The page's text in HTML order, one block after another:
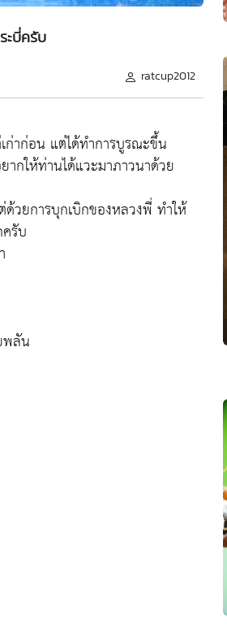
ะบี่ครับ
ratcup2012
ก่าก่อน แต่ได้ทำการบูรณะขึ้น
กให้ท่านได้แวะมาภาวนาด้วย
วยการบุกเบิกของหลวงพี่ ทำให้
รับ
พลัน